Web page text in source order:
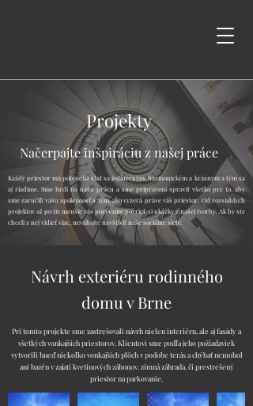
Projekty
Načerpajte inšpiráciu z našej práce
Každý priestor má potenciál stať sa jedinečným, harmonickým a krásnym a tým sa
aj riadime. Sme hrdí na našu prácu a sme pripravení spraviť všetko pre to, aby
sme zaručili vašu spokojnosť s tým, ako vyzerá práve váš priestor. Od rozsiahlych
projektov až po tie menšie vás pozývame pozrieť si ukážky z našej tvorby. Ak by ste
chceli z nej vidieť viac, neváhajte navštíviť naše sociálne siete.
Návrh exteriéru rodinného
domu v Brne
Pri tomto projekte sme zastrešovali návrh nielen interiéru, ale aj fasády a
všetkých vonkajších priestorov. Klientovi sme podľa jeho požiadaviek
vytvorili hneď niekoľko vonkajších plôch v podobe terás a chýbať nemohol
ani bazén v zajatí kvetinových záhonov, zimná záhrada, či prestrešený
priestor na parkovanie.